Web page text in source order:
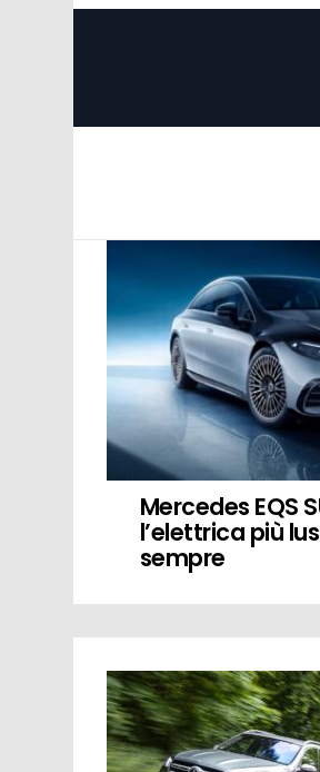
LATEST
STORIES
Mercedes EQS
l’elettrica più
sempre
MORE
STORIES